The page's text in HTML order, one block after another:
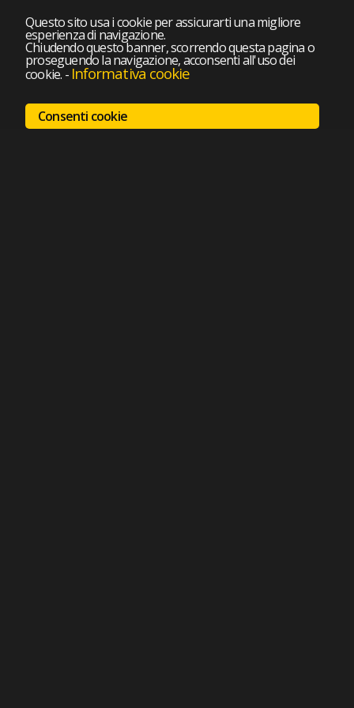
Questo sito usa i cookie per assicurarti una migliore
esperienza di navigazione.
Chiudendo questo banner, scorrendo questa pagina o
proseguendo la navigazione, acconsenti all'uso dei
cookie. - Informativa cookie
Consenti cookie